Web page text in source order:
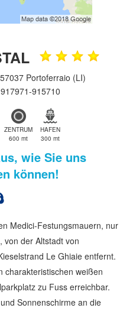
Portoferraio (LI)
915710
ZENTRUM
600 mt
HAFEN
300 mt
wie Sie uns
können!
Medici-Festungsmauern, nur
von der Altstadt von
Le Ghiaie entfernt.
charakteristischen weißen
zu Fuss erreichbar.
Sonnenschirme an die